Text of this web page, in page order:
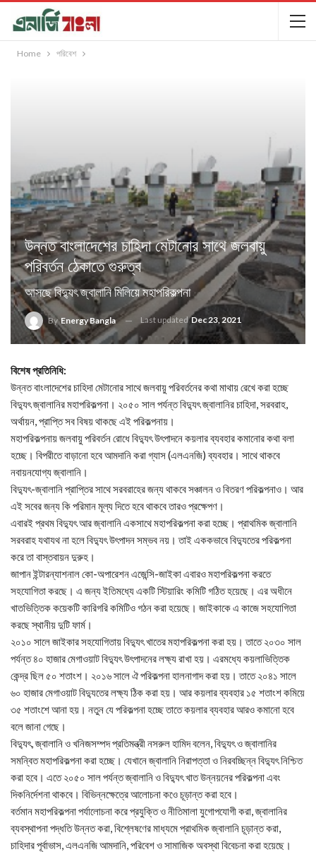
Home পরিবেশ
উন্নত বাংলাদেশের চাহিদা মেটানোর সাথে জলবায়ু
পরিবর্তন ঠেকাতে গুরুত্ব
আসছে বিদ্যুৎ জ্বালানি মিলিয়ে মহাপরিকল্পনা
By Energy Bangla Last updatedDec 23, 2021
বিশেষ প্রতিনিধি:
উন্নত বাংলাদেশের চাহিদা মেটানোর সাথে জলবায়ু পরিবর্তনের কথা মাথায় রেখে করা হচ্ছে
বিদ্যুৎ জ্বালানির মহাপরিকল্পনা। ২০৫০ সাল পর্যন্ত বিদ্যুৎ জ্বালানির চাহিদা, সরবরাহ,
অর্থায়ন, প্রাপ্তি সব বিষয় থাকছে এই পরিকল্পনায়।
মহাপরিকল্পনায় জলবায়ু পরিবর্তন রোধে বিদ্যুৎ উৎপাদনে কয়লার ব্যবহার কমানোর কথা বলা
হচ্ছে। বিপরীতে বাড়ানো হবে আমদানি করা গ্যাস (এলএনজি) ব্যবহার। সাথে থাকবে
নবায়নযোগ্য জ্বালানি।
বিদ্যুৎ-জ্বালানি প্রাপ্তির সাথে সরবরাহের জন্য থাকবে সঞ্চালন ও বিতরণ পরিকল্পনাও। আর
এই সবের জন্য কি পরিমান মূল্য দিতে হবে থাকবে তারও প্রক্ষেপণ।
এবারই প্রথম বিদ্যুৎ আর জ্বালানি একসাথে মহাপরিকল্পনা করা হচ্ছে। প্রাথমিক জ্বালানি
সরবরাহ যথাযথ না হলে বিদ্যুৎ উৎপাদন সম্ভব নয়। তাই এককভাবে বিদ্যুতের পরিকল্পনা
করে তা বাস্তবায়ন দুরুহ।
জাপান ইন্টারন্যাশনাল কো-অপারেশন এজেন্সি-জাইকা এবারও মহাপরিকল্পনা করতে
সহযোগিতা করছে। এ জন্য ইতিমধ্যে একটি স্টিয়ারিং কমিটি গঠিত হয়েছে। এর অধীনে
খাতভিত্তিক কয়েকটি কারিগরি কমিটিও গঠন করা হয়েছে। জাইকাকে এ কাজে সহযোগিতা
করছে স্থানীয় দুটি ফার্ম।
২০১০ সালে জাইকার সহযোগিতায় বিদ্যুৎ খাতের মহাপরিকল্পনা করা হয়। তাতে ২০৩০ সাল
পর্যন্ত ৪০ হাজার মেগাওয়াট বিদ্যুৎ উৎপাদনের লক্ষ্য রাখা হয়। এরমধ্যে কয়লাভিত্তিক
কেন্দ্র ছিল ৫০ শতাংশ। ২০১৬ সালে ঐ পরিকল্পনা হালনাগাদ করা হয়। তাতে ২০৪১ সালে
৬০ হাজার মেগাওয়াট বিদ্যুতের লক্ষ্য ঠিক করা হয়। আর কয়লার ব্যবহার ১৫ শতাংশ কমিয়ে
৩৫ শতাংশে আনা হয়। নতুন যে পরিকল্পনা হচ্ছে তাতে কয়লার ব্যবহার আরও কমানো হবে
বলে জানা গেছে।
বিদ্যুৎ, জ্বালানি ও খনিজসম্পদ প্রতিমন্ত্রী নসরুল হামিদ বলেন, বিদ্যুৎ ও জ্বালানির
সমন্বিত মহাপরিকল্পনা করা হচ্ছে। যেখানে জ্বালানি নিরাপত্তা ও নিরবচ্ছিন্ন বিদ্যুৎ নিশ্চিত
করা হবে। এতে ২০৫০ সাল পর্যন্ত জ্বালানি ও বিদ্যুৎ খাত উন্নয়নের পরিকল্পনা এবং
দিকনির্দেশনা থাকবে। বিভিন্নক্ষেত্রে আলোচনা কওে চূড়ান্ত করা হবে।
বর্তমান মহাপরিকল্পনা পর্যালোচনা করে প্রযুক্তি ও নীতিমালা যুগোপযোগী করা, জ্বালানির
ব্যবস্থাপনা পদ্ধতি উন্নত করা, বিশ্লেষণের মাধ্যমে প্রাথমিক জ্বালানি চূড়ান্ত করা,
চাহিদার পূর্বাভাস, এলএনজি আমদানি, পরিবেশ ও সামাজিক অবস্থা বিবেচনা করা হয়েছে।